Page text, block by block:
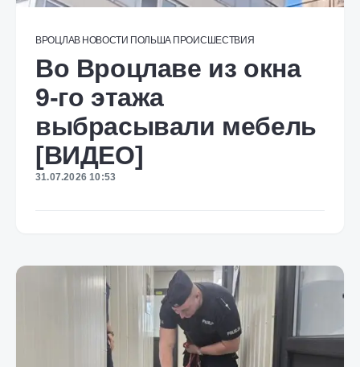
ВРОЦЛАВ НОВОСТИ ПОЛЬША ПРОИСШЕСТВИЯ
Во Вроцлаве из окна
9-го этажа
выбрасывали мебель
[ВИДЕО]
31.07.2026 10:53